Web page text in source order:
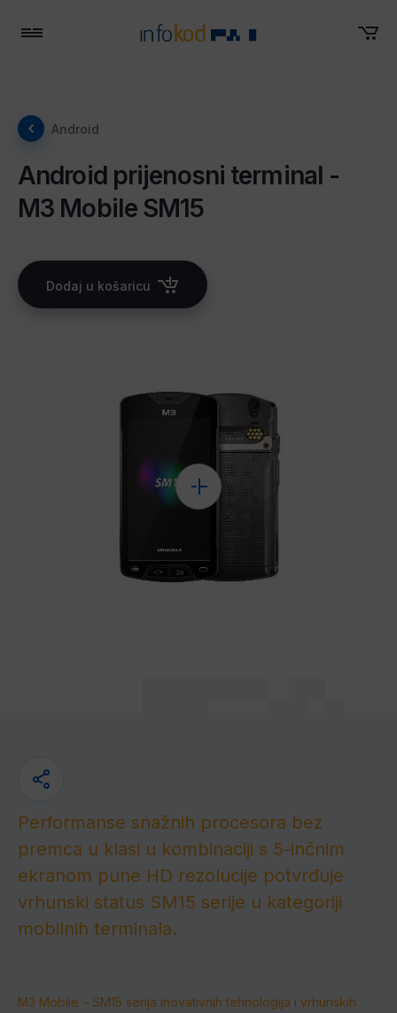
Android
Android prijenosni terminal -
M3 Mobile SM15
Dodaj u košaricu
Performanse snažnih procesora bez
premca u klasi u kombinaciji s 5-inčnim
ekranom pune HD rezolucije potvrđuje
vrhunski status SM15 serije u kategoriji
mobilnih terminala.
M3 Mobile – SM15 serija inovativnih tehnologija i vrhunskih